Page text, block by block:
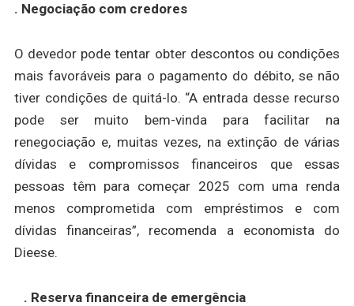
. Negociação com credores
O devedor pode tentar obter descontos ou condições
mais favoráveis para o pagamento do débito, se não
tiver condições de quitá-lo. “A entrada desse recurso
pode ser muito bem-vinda para facilitar na
renegociação e, muitas vezes, na extinção de várias
dívidas e compromissos financeiros que essas
pessoas têm para começar 2025 com uma renda
menos comprometida com empréstimos e com
dívidas financeiras”, recomenda a economista do
Dieese.
. Reserva financeira de emergência